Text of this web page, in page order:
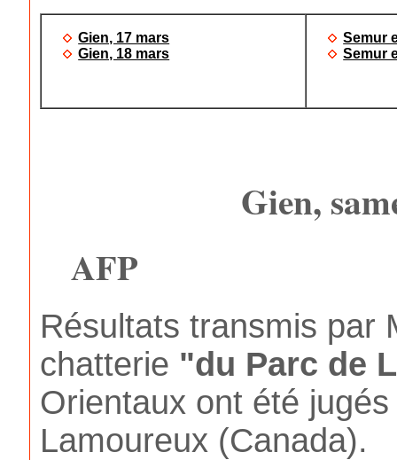
Gien, 17 mars
Gien, 18 mars
Semur
Semur
Gien,
AFP
Résultats transmis par
chatterie "du Parc de
Orientaux ont été
Lamoureux (Canada).